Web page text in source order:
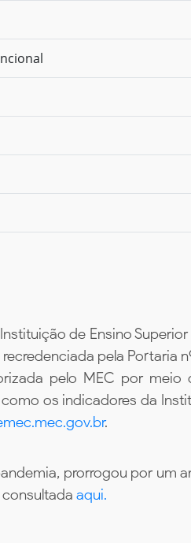
de Ensino
pela Portaria
pelo MEC por
os indicadores da
.
prorrogou por um
aqui.